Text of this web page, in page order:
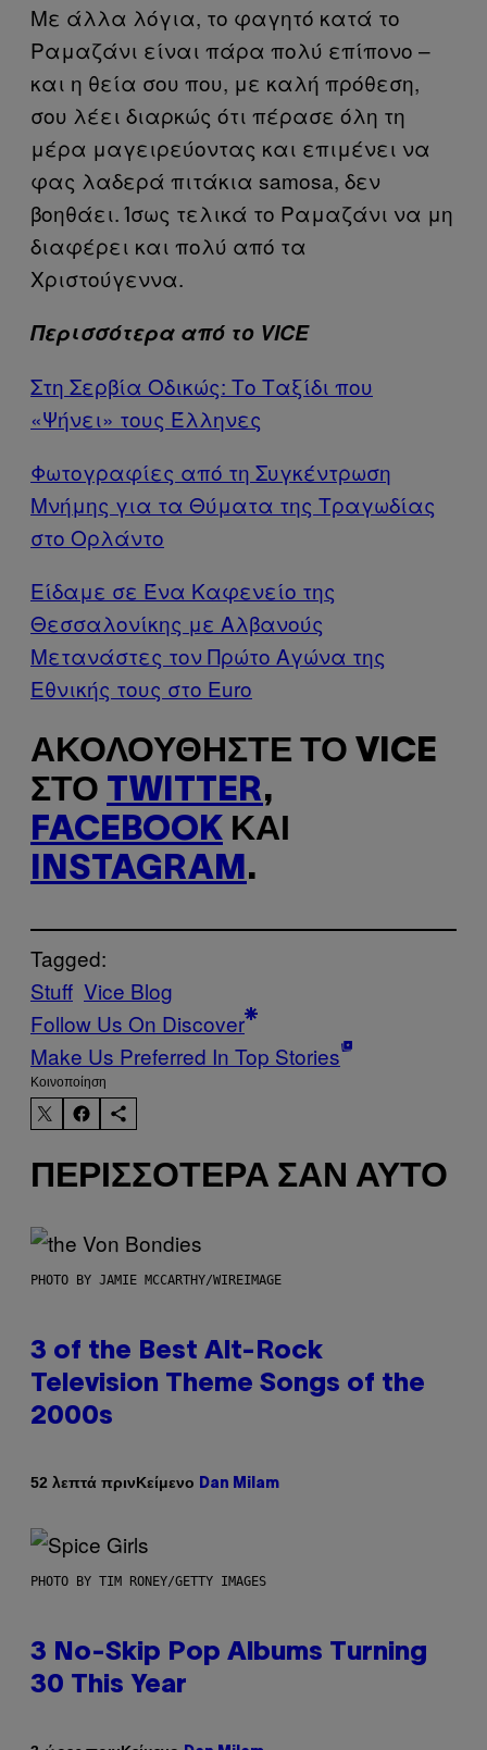
Με άλλα λόγια, το φαγητό κατά το
Ραμαζάνι είναι πάρα πολύ επίπονο –
και η θεία σου που, με καλή πρόθεση,
σου λέει διαρκώς ότι πέρασε όλη τη
μέρα μαγειρεύοντας και επιμένει να
φας λαδερά πιτάκια samosa, δεν
βοηθάει. Ίσως τελικά το Ραμαζάνι να μη
διαφέρει και πολύ από τα
Χριστούγεννα.
Περισσότερα από το VICE
Στη Σερβία Οδικώς: Το Ταξίδι που
«Ψήνει» τους Έλληνες
Φωτογραφίες από τη Συγκέντρωση
Μνήμης για τα Θύματα της Τραγωδίας
στο Ορλάντο
Είδαμε σε Ένα Καφενείο της
Θεσσαλονίκης με Αλβανούς
Μετανάστες τον Πρώτο Αγώνα της
Εθνικής τους στο Euro
ΑΚΟΛΟΥΘΉΣΤΕ ΤΟ VICE
ΣΤΟ TWITTER,
FACEBOOK ΚΑΙ
INSTAGRAM .
Tagged:
Stuff Vice Blog
Follow Us On Discover
Make Us Preferred In Top Stories
Kοινοποίηση
ΠΕΡΙΣΣΌΤΕΡΑ ΣΑΝ ΑΥΤΌ
PHOTO BY JAMIE MCCARTHY/WIREIMAGE
3 of the Best Alt-Rock
Television Theme Songs of the
2000s
52 λεπτά πρινΚείμενο Dan Milam
PHOTO BY TIM RONEY/GETTY IMAGES
3 No-Skip Pop Albums Turning
30 This Year